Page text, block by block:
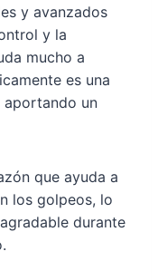
y avanzados
y la
mucho a
es una
aportando un
que ayuda a
los golpeos, lo
durante